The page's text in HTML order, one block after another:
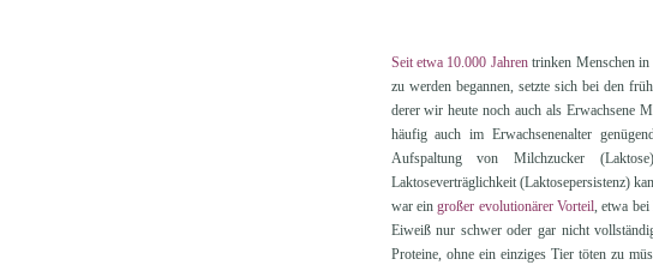
Seit etwa 10.000 Jahrentrinken Menschen in
zu werden begannen, setzte sich bei den
derer wir heute noch auch als Erwachsene
häufig auch im Erwachsenenalter
Aufspaltung von Milchzucker
Laktoseverträglichkeit (Laktosepersistenz)
war eingroßer evolutionärer Vorteil, etwa
Eiweiß nur schwer oder gar nicht
Proteine, ohne ein einziges Tier töten zu